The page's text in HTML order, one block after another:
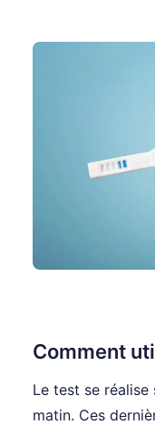
Comment
Le test se réalise
matin. Ces